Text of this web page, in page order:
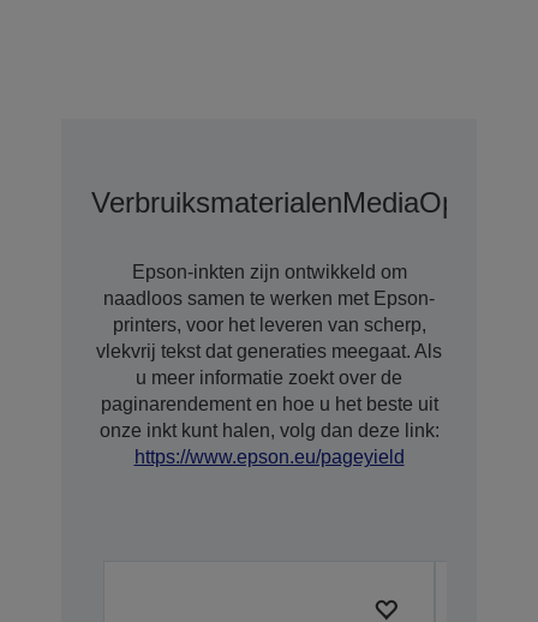
VerbruiksmaterialenMediaOpties
Epson-inkten zijn ontwikkeld om
naadloos samen te werken met Epson-
printers, voor het leveren van scherp,
vlekvrij tekst dat generaties meegaat. Als
u meer informatie zoekt over de
paginarendement en hoe u het beste uit
onze inkt kunt halen, volg dan deze link:
https://www.epson.eu/pageyield